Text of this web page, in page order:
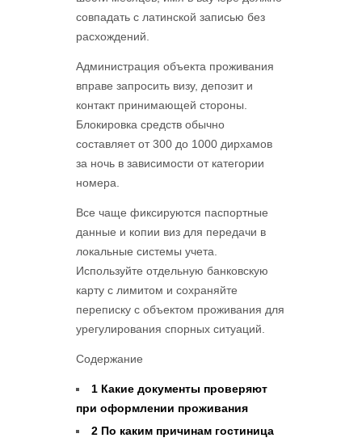
совпадать с латинской записью без
расхождений.
Администрация объекта проживания
вправе запросить визу, депозит и
контакт принимающей стороны.
Блокировка средств обычно
составляет от 300 до 1000 дирхамов
за ночь в зависимости от категории
номера.
Все чаще фиксируются паспортные
данные и копии виз для передачи в
локальные системы учета.
Используйте отдельную банковскую
карту с лимитом и сохраняйте
переписку с объектом проживания для
урегулирования спорных ситуаций.
Содержание
1 Какие документы проверяют
при оформлении проживания
2 По каким причинам гостиница